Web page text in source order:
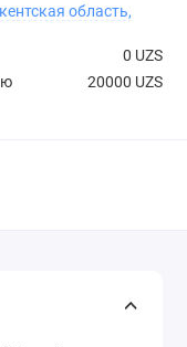
область,
0 UZS
20000 UZS